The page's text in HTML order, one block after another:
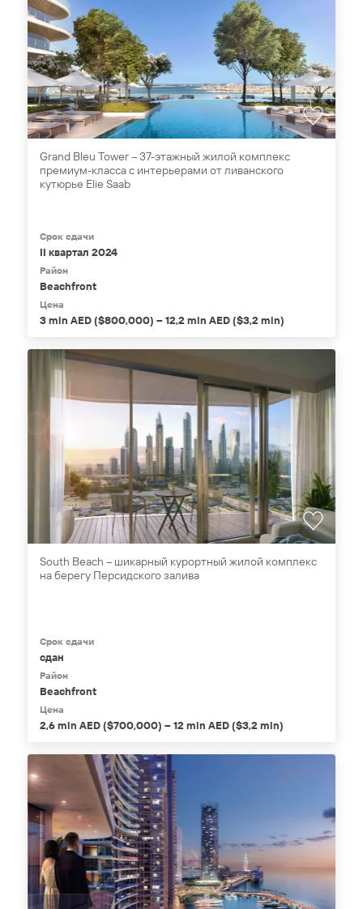
Grand Bleu Tower – 37-этажный жилой комплекс
премиум-класса с интерьерами от ливанского
кутюрье Elie Saab
Срок сдачи
II квартал 2024
Район
Beachfront
Цена
3 mln AED ($800,000) – 12,2 mln AED ($3,2 mln)
South Beach – шикарный курортный жилой комплекс
на берегу Персидского залива
Срок сдачи
сдан
Район
Beachfront
Цена
2,6 mln AED ($700,000) – 12 mln AED ($3,2 mln)